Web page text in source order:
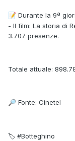
📝 Durante la 9ª
- Il film: La storia di
3.707 presenze.
Totale attuale:
🔎 Fonte: Cinetel
🏷 #Botteghino